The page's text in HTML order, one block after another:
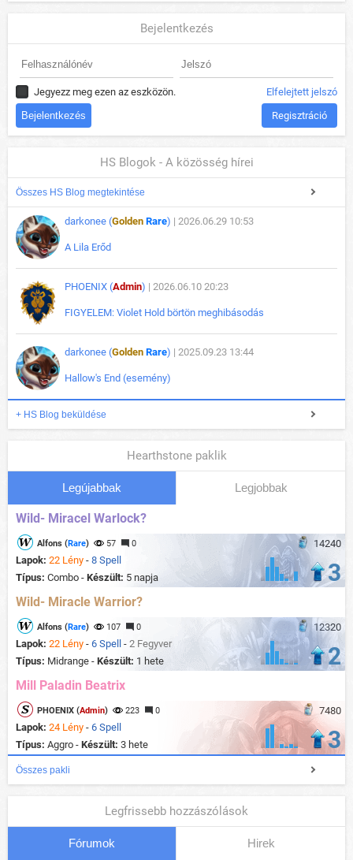
Bejelentkezés
Jegyezz meg ezen az eszközön. Elfelejtett jelszó
Regisztráció
HS Blogok - A közösség hírei
Összes HS Blog megtekintése
darkonee (Golden Rare) | 2026.06.29 10:53
A Lila Erőd
PHOENIX (Admin) | 2026.06.10 20:23
FIGYELEM: Violet Hold börtön meghibásodás
darkonee (Golden Rare) | 2025.09.23 13:44
Hallow's End (esemény)
+ HS Blog beküldése
Hearthstone paklik
Legújabbak Legjobbak
Wild- Miracel Warlock?
14240
Alfons (Rare) 57 0
Lapok: 22 Lény - 8 Spell
Típus: Combo - Készült: 5 napja 3
Wild- Miracle Warrior?
12320
Alfons (Rare) 107 0
Lapok: 22 Lény - 6 Spell - 2 Fegyver
Típus: Midrange - Készült: 1 hete 2
Mill Paladin Beatrix
7480
PHOENIX (Admin) 223 0
Lapok: 24 Lény - 6 Spell
Típus: Aggro - Készült: 3 hete 3
Összes pakli
Legfrissebb hozzászólások
Fórumok Hirek